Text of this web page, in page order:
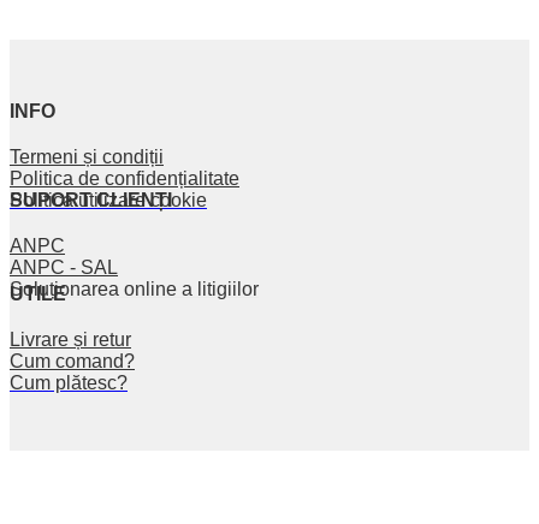
INFO
Termeni și condiții
Politica de confidențialitate
Politica utilizare cookie
SUPORT CLIENȚI
ANPC
ANPC - SAL
Soluționarea online a litigiilor
UTILE
Livrare și retur
Cum comand?
Cum plătesc?